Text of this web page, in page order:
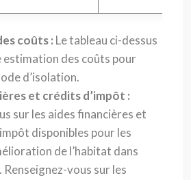
coûts : Le tableau ci-dessus
estimation des coûts pour
d’isolation.
et crédits d’impôt :
sur les aides financières et
disponibles pour les
de l’habitat dans
vous sur les